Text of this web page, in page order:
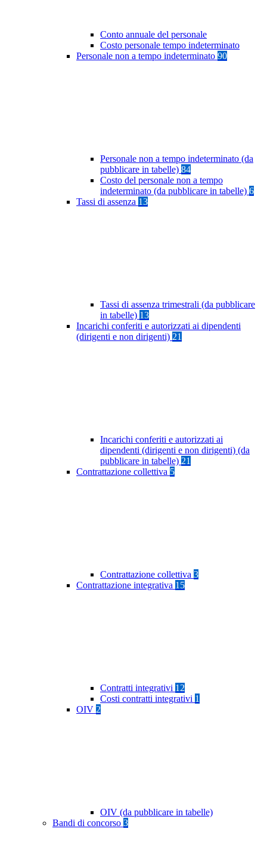
Conto annuale del personale
Costo personale tempo indeterminato
Personale non a tempo indeterminato 90
Personale non a tempo indeterminato (da
pubblicare in tabelle) 84
Costo del personale non a tempo
indeterminato (da pubblicare in tabelle) 6
Tassi di assenza 13
Tassi di assenza trimestrali (da pubblicare
in tabelle) 13
Incarichi conferiti e autorizzati ai dipendenti
(dirigenti e non dirigenti) 21
Incarichi conferiti e autorizzati ai
dipendenti (dirigenti e non dirigenti) (da
pubblicare in tabelle) 21
Contrattazione collettiva 5
Contrattazione collettiva 3
Contrattazione integrativa 15
Contratti integrativi 12
Costi contratti integrativi 1
OIV 2
OIV (da pubblicare in tabelle)
Bandi di concorso 3